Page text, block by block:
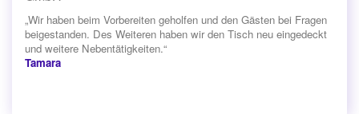
„Wir haben beim Vorbereiten geholfen und den Gästen bei Fragen
beigestanden. Des Weiteren haben wir den Tisch neu eingedeckt
und weitere Nebentätigkeiten.“
Tamara